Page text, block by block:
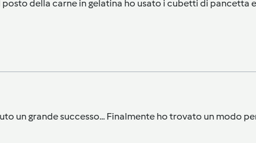
posto della carne in gelatina ho usato i cubetti di pancetta
un grande successo... Finalmente ho trovato un modo